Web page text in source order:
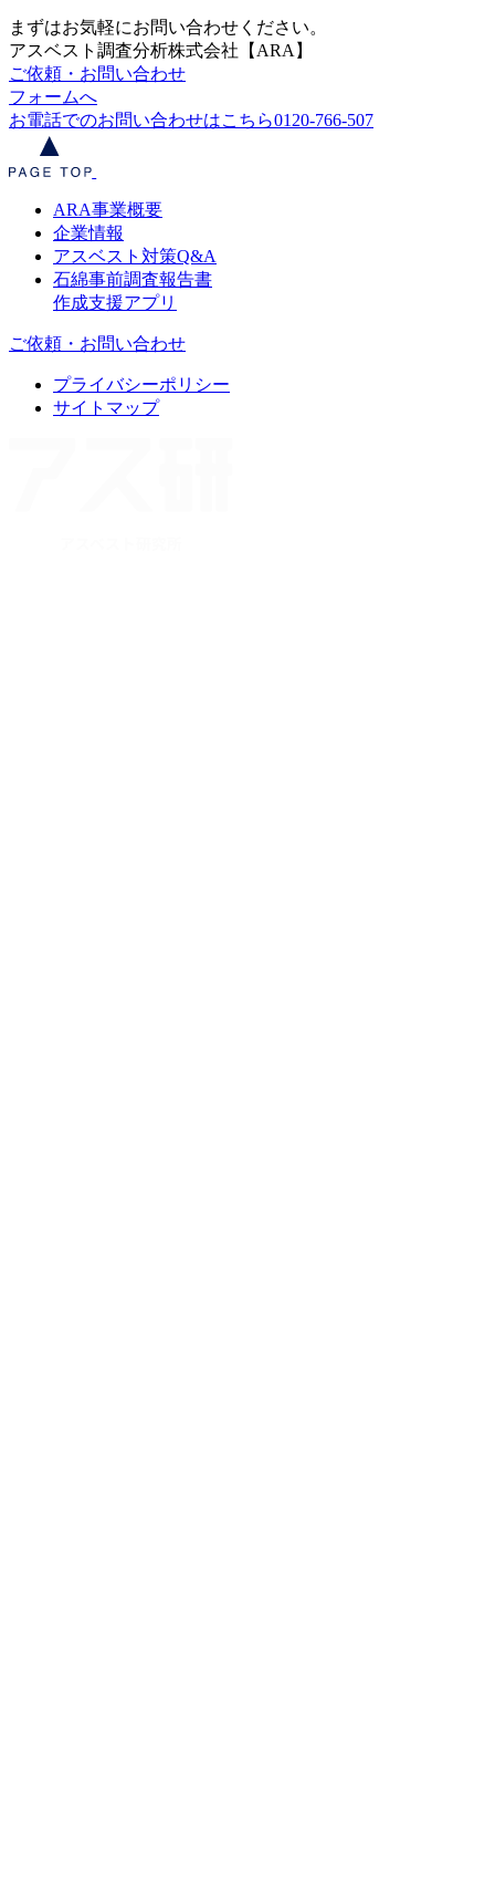
まずはお気軽にお問い合わせください。
アスベスト調査分析株式会社【ARA】
ご依頼・お問い合わせ
フォームへ
お電話でのお問い合わせはこちら0120-766-507
ARA事業概要
企業情報
アスベスト対策Q&A
石綿事前調査報告書
作成支援アプリ
ご依頼・お問い合わせ
プライバシーポリシー
サイトマップ